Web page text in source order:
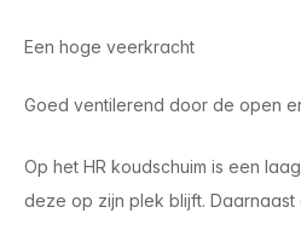
Een hoge veerkracht
Goed ventilerend door de open
Op het HR koudschuim is een
deze op zijn plek blijft.